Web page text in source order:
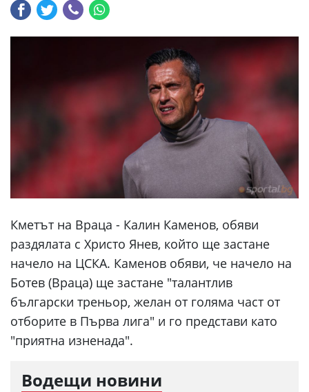
Кметът на Враца - Калин Каменов, обяви
раздялата с Христо Янев, който ще застане
начело на ЦСКА. Каменов обяви, че начело на
Ботев (Враца) ще застане "талантлив
български треньор, желан от голяма част от
отборите в Първа лига" и го представи като
"приятна изненада".
Водещи новини